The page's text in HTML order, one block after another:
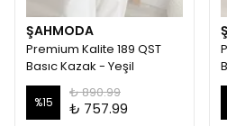
ŞAHMODA
Premium Kalite 189 QST
Basıc Kazak - Yeşil
%15
₺ 890.99
₺ 757.99